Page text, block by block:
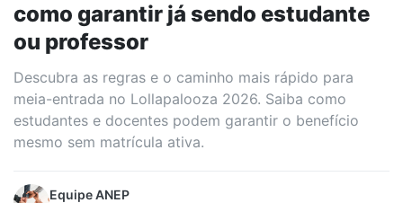
como garantir já sendo estudante
ou professor
Descubra as regras e o caminho mais rápido para
meia-entrada no Lollapalooza 2026. Saiba como
estudantes e docentes podem garantir o benefício
mesmo sem matrícula ativa.
EquipeANEP